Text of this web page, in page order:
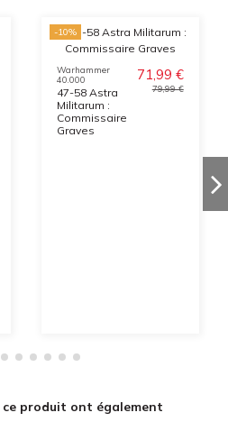
-10%
Warhammer
40.000
47-58 Astra
Militarum :
Commissaire
Graves
71,99 €
79,99 €
produit ont également